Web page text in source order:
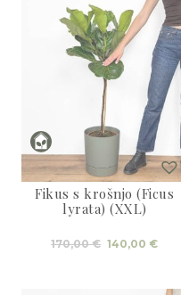
Fikus s krošnjo (Ficus
lyrata) (XXL)
170,00€ Izvirna
cena
140,00 €